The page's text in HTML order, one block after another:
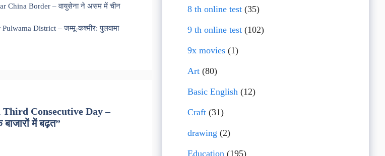
China Border – वायुसेना ने असम में चीन
District – जम्मू-कश्मीर: पुलवामा
Consecutive Day –
बाजारों में बढ़त”
8 th online test (35)
9 th online test (102)
9x movies (1)
Art (80)
Basic English (12)
Craft (31)
drawing (2)
Education (195)